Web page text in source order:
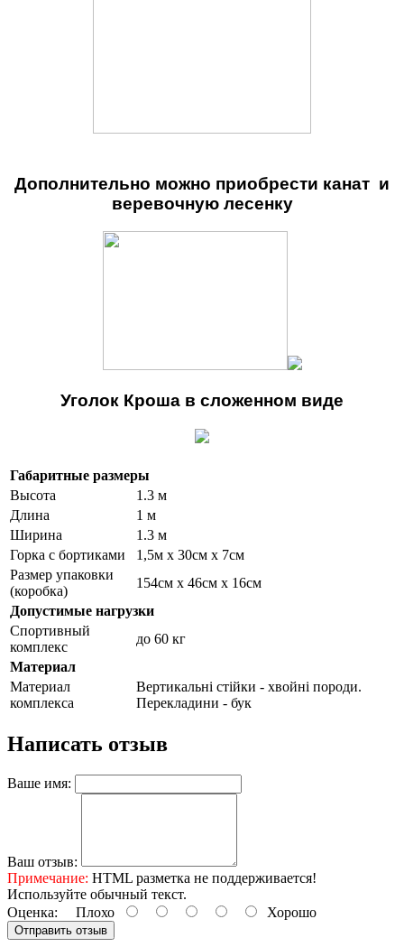
Дополнительно можно приобрести канат и
веревочную лесенку
Уголок Кроша в сложенном виде
Габаритные размеры
Высота
1.3 м
Длина
1 м
Ширина
1.3 м
Горка с бортиками
1,5м х 30см х 7см
Размер упаковки
(коробка)
154см х 46см х 16см
Допустимые нагрузки
Спортивный
комплекс
до 60 кг
Материал
Материал
комплекса
Вертикальні стійки - хвойні породи.
Перекладини - бук
Написать отзыв
Ваше имя:
Ваш отзыв:
Примечание: HTML разметка не поддерживается!
Используйте обычный текст.
Оценка: Плохо Хорошо
Отправить отзыв